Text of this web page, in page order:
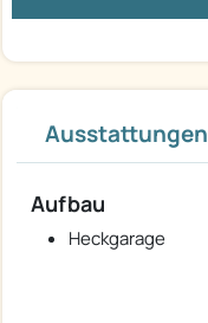
Ausstattungen
Aufbau
Heckgarage